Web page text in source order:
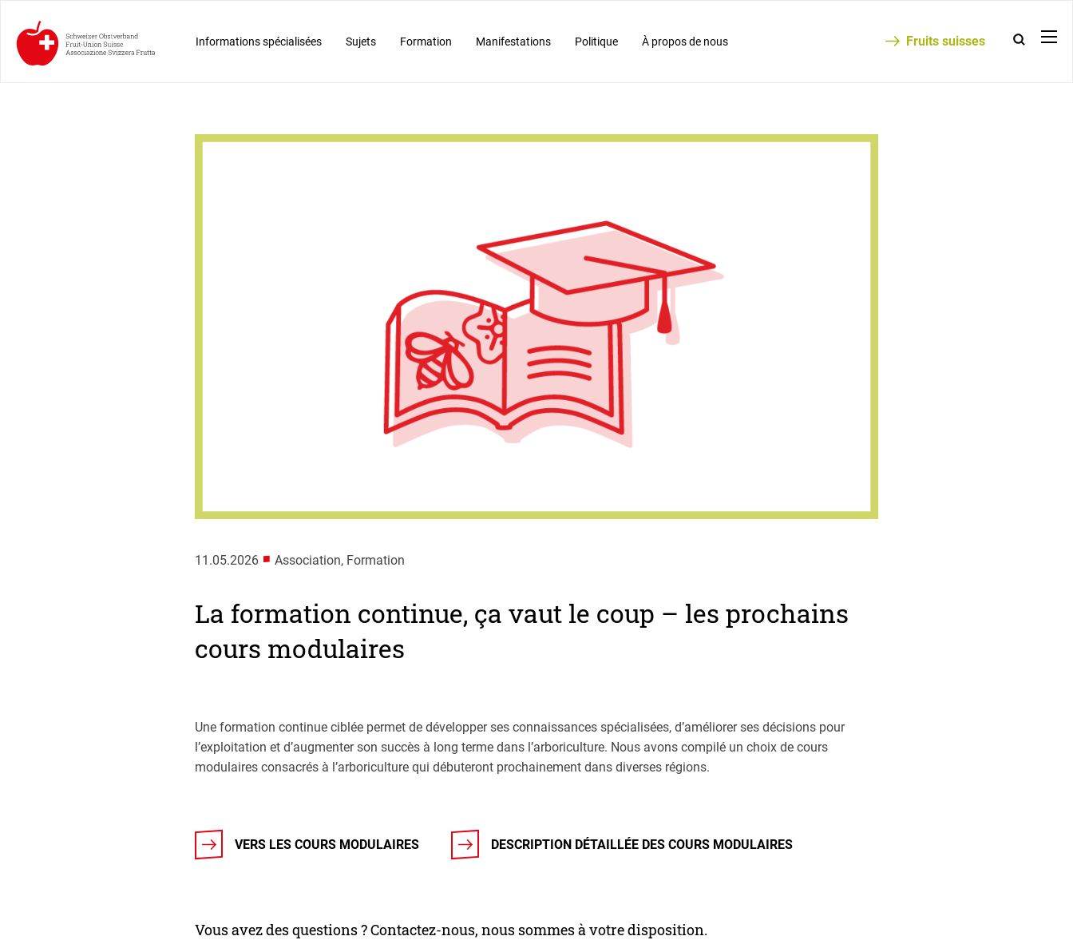
Informations spécialisées Sujets Formation Manifestations Politique À propos de nous Fruits suisses
11.05.2026 ■ Association, Formation
La formation continue, ça vaut le coup – les prochains
cours modulaires
Une formation continue ciblée permet de développer ses connaissances spécialisées, d’améliorer ses décisions pour
l’exploitation et d’augmenter son succès à long terme dans l’arboriculture. Nous avons compilé un choix de cours
modulaires consacrés à l’arboriculture qui débuteront prochainement dans diverses régions.
VERS LES COURS MODULAIRES DESCRIPTION DÉTAILLÉE DES COURS MODULAIRES
Vous avez des questions ? Contactez-nous, nous sommes à votre disposition.